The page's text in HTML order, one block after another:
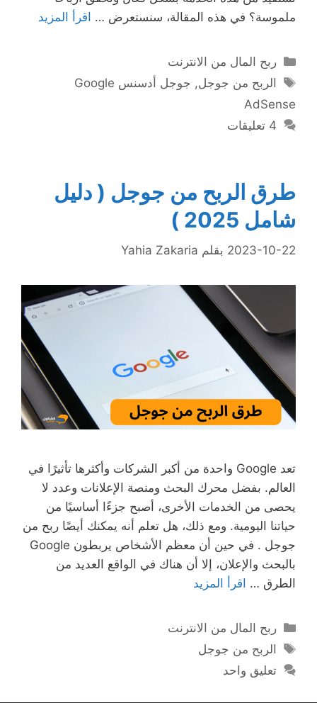
ملموسة؟ في هذه المقالة، سنستعرض … اقرأ المزيد
التصنيفات
ربح المال من الانترنت
الوسوم
الربح من جوجل,
جوجل أدسنس Google
AdSense
4 تعليقات
طرق الربح من جوجل ( دليل
شامل 2025 )
2023-10-22 بقلم Yahia Zakaria
تعد Google واحدة من أكبر الشركات وأكثرها تأثيرًا في
العالم. بفضل محرك البحث ومنصة الإعلانات وعدد لا
يحصى من الخدمات الأخرى، أصبح جزءًا أساسيًا من
حياتنا اليومية. ومع ذلك، هل تعلم أنه يمكنك أيضًا ربح من
جوجل . في حين أن معظم الأشخاص يربطون Google
بالبحث والإعلان، إلا أن هناك في الواقع العديد من
الطرق … اقرأ المزيد
التصنيفات
ربح المال من الانترنت
الوسوم
الربح من جوجل
تعليق واحد